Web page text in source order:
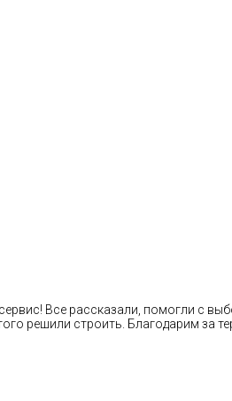
Все рассказали, помогли с
решили строить. Благодарим за